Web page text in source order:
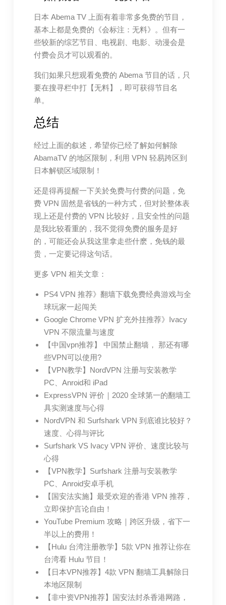
日本 Abema TV 上面有着非常多免费的节目，
基本上都是免费的《会标注：无料》。但有一
些较新的综艺节目、电视剧、电影、动漫会是
付费会员才可以观看的。
我们如果只想观看免费的 Abema 节目的话，只
要在搜寻栏中打【无料】，即可获得节目名
单。
总结
经过上面的叙述，希望你已经了解如何解除
AbamaTV 的地区限制，利用 VPN 轻易跨区到
日本解锁区域限制！
还是得再提醒一下关於免费与付费的问题，免
费 VPN 固然是省钱的一种方式，但对於整体表
现上还是付费的 VPN 比较好，且安全性的问题
是我比较看重的，我不觉得免费的服务是好
的，可能还会从我这里拿走些什麽，免钱的最
贵，一定要记得这句话。
更多 VPN 相关文章：
PS4 VPN 推荐》翻墙下载免费经典游戏与全
球玩家一起闯关
Google Chrome VPN 扩充外挂推荐》Ivacy
VPN 不限流量与速度
【中国vpn推荐】 中国禁止翻墙， 那还有哪
些VPN可以使用?
【VPN教学】NordVPN 注册与安装教学
PC、Anroid和 iPad
ExpressVPN 评价｜2020 全球第一的翻墙工
具实测速度与心得
NordVPN 和 Surfshark VPN 到底谁比较好？
速度、心得与评比
Surfshark VS Ivacy VPN 评价、速度比较与
心得
【VPN教学】Surfshark 注册与安装教学
PC、Anroid安卓手机
【国安法实施】最受欢迎的香港 VPN 推荐，
立即保护言论自由！
YouTube Premium 攻略｜跨区升级，省下一
半以上的费用！
【Hulu 台湾注册教学】5款 VPN 推荐让你在
台湾看 Hulu 节目！
【日本VPN推荐】4款 VPN 翻墙工具解除日
本地区限制
【非中资VPN推荐】国安法封杀香港网路，